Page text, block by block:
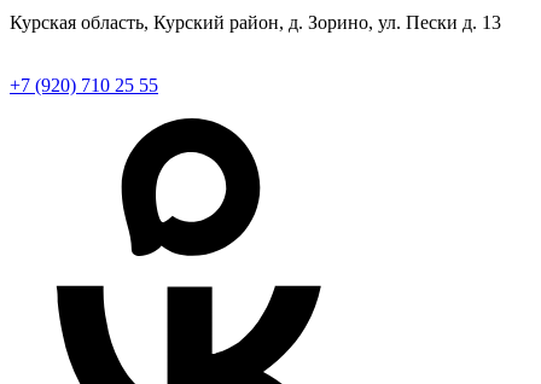
Курская область, Курский район, д. Зорино, ул. Пески д. 13
+7 (920) 710 25 55